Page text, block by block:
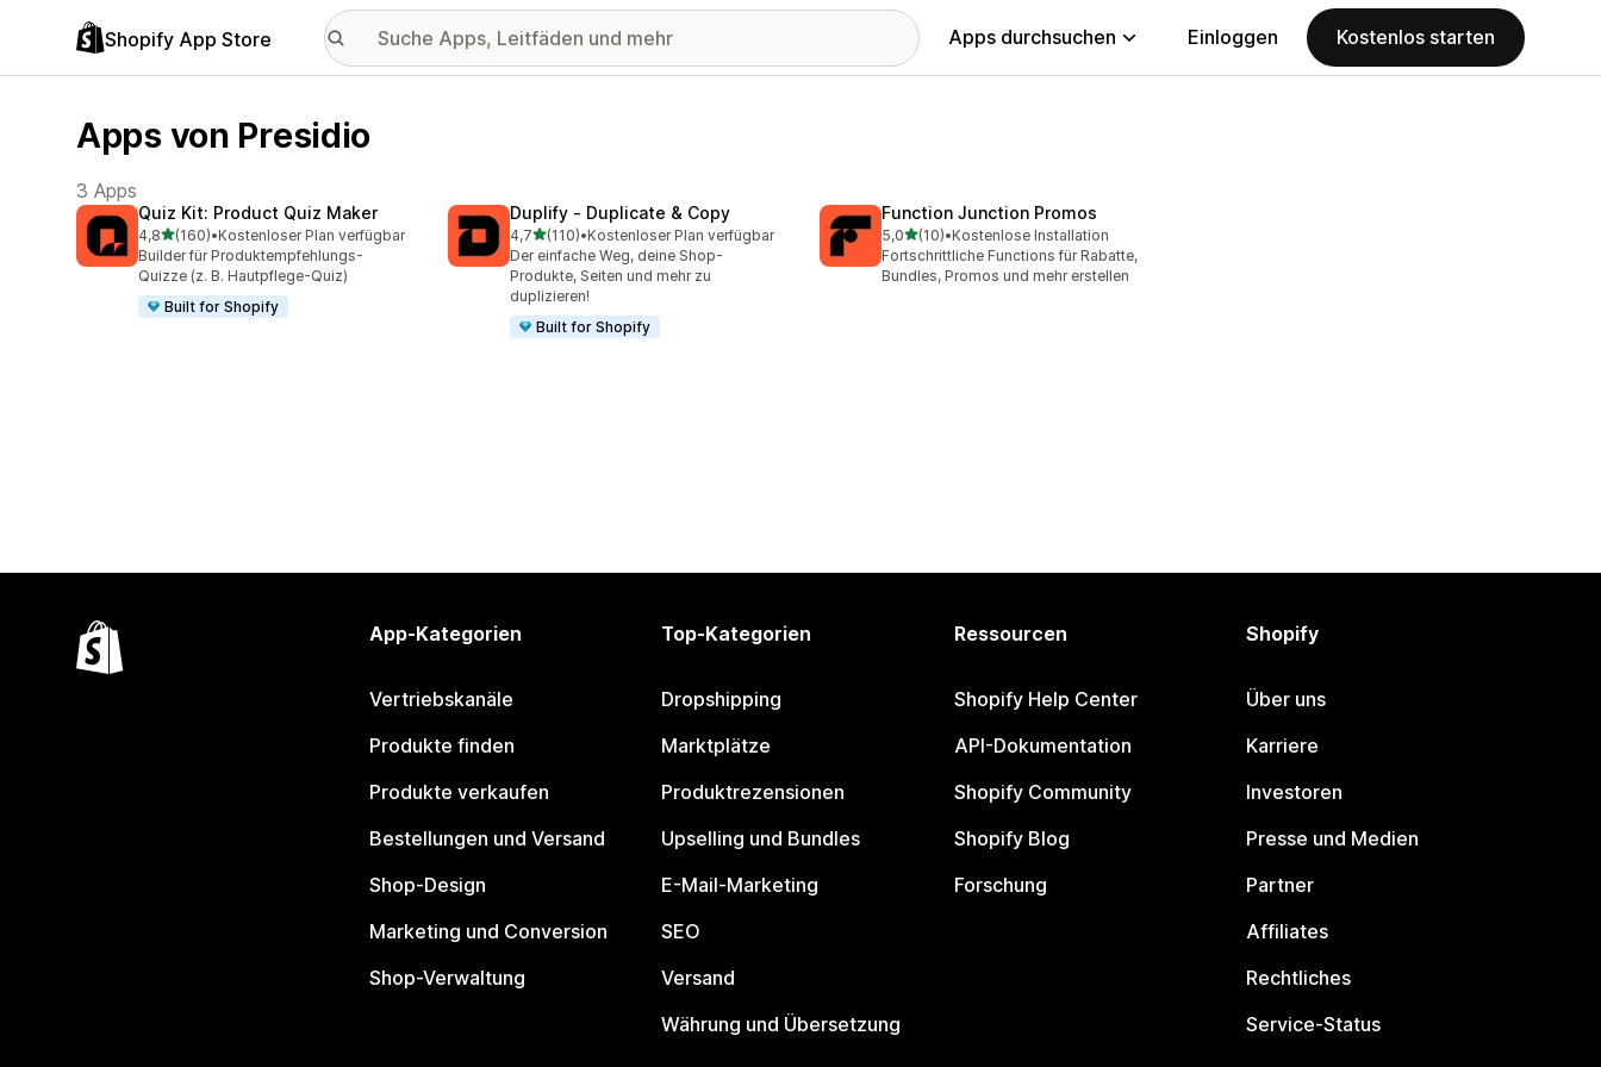
Shopify App Store Apps durchsuchen Einloggen Kostenlos starten
Apps von Presidio
3 Apps
Quiz Kit: Product Quiz Maker
4,8von 5 Sternen
(160)
160 Rezensionen insgesamt
•Kostenloser Plan verfügbar
Builder für Produktempfehlungs-
Quizze (z. B. Hautpflege-Quiz)
Built for Shopify
Duplify ‑ Duplicate & Copy
4,7von 5 Sternen
(110)
110 Rezensionen insgesamt
•Kostenloser Plan verfügbar
Der einfache Weg, deine Shop-
Produkte, Seiten und mehr zu
duplizieren!
Built for Shopify
Function Junction Promos
5,0von 5 Sternen
(10)
10 Rezensionen insgesamt
•Kostenlose Installation
Fortschrittliche Functions für Rabatte,
Bundles, Promos und mehr erstellen
App-Kategorien
Vertriebskanäle
Produkte finden
Produkte verkaufen
Bestellungen und Versand
Shop-Design
Marketing und Conversion
Shop-Verwaltung
Top-Kategorien
Dropshipping
Marktplätze
Produktrezensionen
Upselling und Bundles
E-Mail-Marketing
SEO
Versand
Währung und Übersetzung
Ressourcen
Shopify Help Center
API-Dokumentation
Shopify Community
Shopify Blog
Forschung
Shopify
Über uns
Karriere
Investoren
Presse und Medien
Partner
Affiliates
Rechtliches
Service-Status